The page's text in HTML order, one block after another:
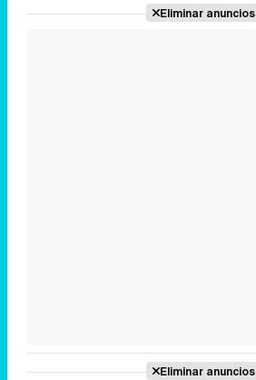
Eliminar anuncios
Eliminar anuncios